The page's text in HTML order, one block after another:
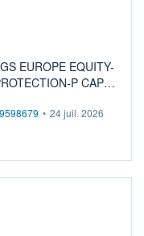
EUROPE EQUITY-
P CAP
...
• 24 juil. 2026